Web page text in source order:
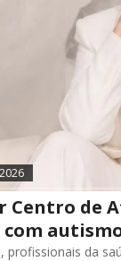
Centro de
com
profissionais da